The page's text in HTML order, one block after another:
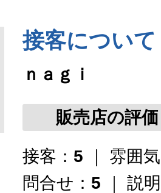
接客について
ｎａｇｉ
販売店の評価
接客： 5 ｜ 雰囲
問合せ： 5 ｜ 説